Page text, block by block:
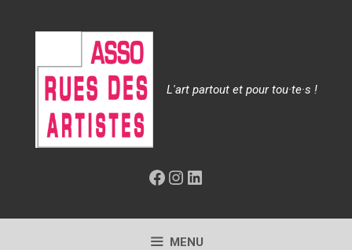
L'art partout et pour tou·te·s !
Facebook
Instagram
LinkedIn
MENU